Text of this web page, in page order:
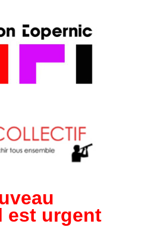
est urgent